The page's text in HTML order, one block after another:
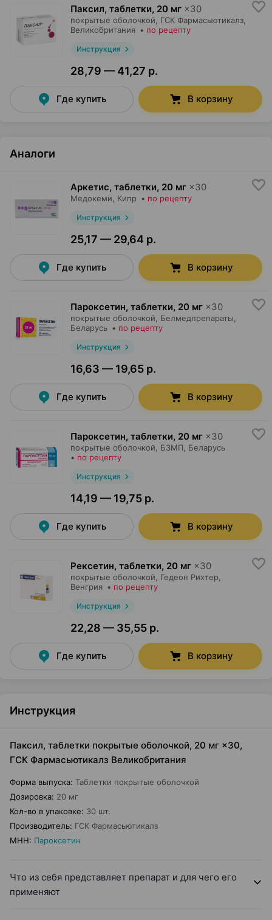
Паксил, таблетки, 20 мг ×30
покрытые оболочкой, ГСК Фармасьютикалз
Великобритания • по рецепту
Инструкция
28,79 — 41,27 р.
Где купить В корзину
Аналоги
Аркетис, таблетки, 20 мг ×30
Медокеми , Кипр • по рецепту
Инструкция
25,17 — 29,64 р.
Где купить В корзину
Пароксетин, таблетки, 20 мг ×30
покрытые оболочкой, Белмедпрепараты
Беларусь • по рецепту
Инструкция
16,63 — 19,65 р.
Где купить В корзину
Пароксетин, таблетки, 20 мг ×30
покрытые оболочкой, БЗМП , Беларусь
• по рецепту
Инструкция
14,19 — 19,75 р.
Где купить В корзину
Рексетин, таблетки, 20 мг ×30
покрытые оболочкой, Гедеон Рихтер
Венгрия • по рецепту
Инструкция
22,28 — 35,55 р.
Где купить В корзину
Инструкция
Паксил, таблетки покрытые оболочкой, 20 мг ×30,
ГСК Фармасьютикалз Великобритания
Форма выпуска: Таблетки покрытые оболочкой
Дозировка: 20 мг
Кол-во в упаковке: 30 шт.
Производитель: ГСК Фармасьютикалз
МНН: Пароксетин
Что из себя представляет препарат и для чего его
применяют